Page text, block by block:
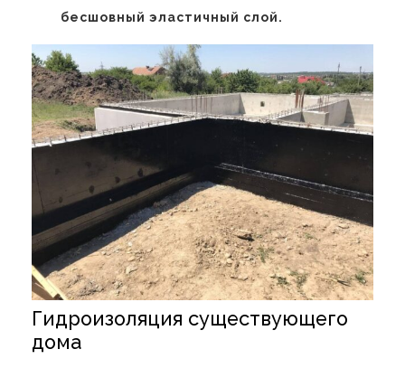
бесшовный эластичный слой.
Гидроизоляция существующего
дома